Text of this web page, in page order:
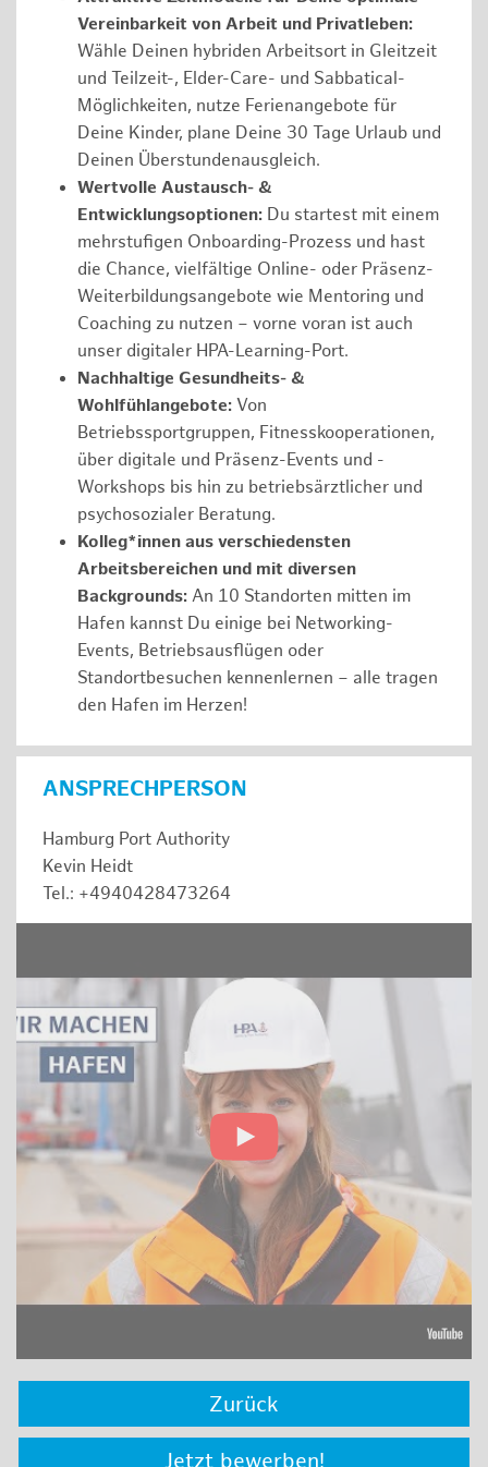
Vereinbarkeit von Arbeit und Privatleben:
Wähle Deinen hybriden Arbeitsort in Gleitzeit
und Teilzeit-, Elder-Care- und Sabbatical-
Möglichkeiten, nutze Ferienangebote für
Deine Kinder, plane Deine 30 Tage Urlaub und
Deinen Überstundenausgleich.
Wertvolle Austausch- &
Entwicklungsoptionen: Du startest mit einem
mehrstufigen Onboarding-Prozess und hast
die Chance, vielfältige Online- oder Präsenz-
Weiterbildungsangebote wie Mentoring und
Coaching zu nutzen – vorne voran ist auch
unser digitaler HPA-Learning-Port.
Nachhaltige Gesundheits- &
Wohlfühlangebote: Von
Betriebssportgruppen, Fitnesskooperationen,
über digitale und Präsenz-Events und -
Workshops bis hin zu betriebsärztlicher und
psychosozialer Beratung.
Kolleg*innen aus verschiedensten
Arbeitsbereichen und mit diversen
Backgrounds: An 10 Standorten mitten im
Hafen kannst Du einige bei Networking-
Events, Betriebsausflügen oder
Standortbesuchen kennenlernen – alle tragen
den Hafen im Herzen!
ANSPRECHPERSON
Hamburg Port Authority
Kevin Heidt
Tel.: +4940428473264
Zurück
Jetzt bewerben!